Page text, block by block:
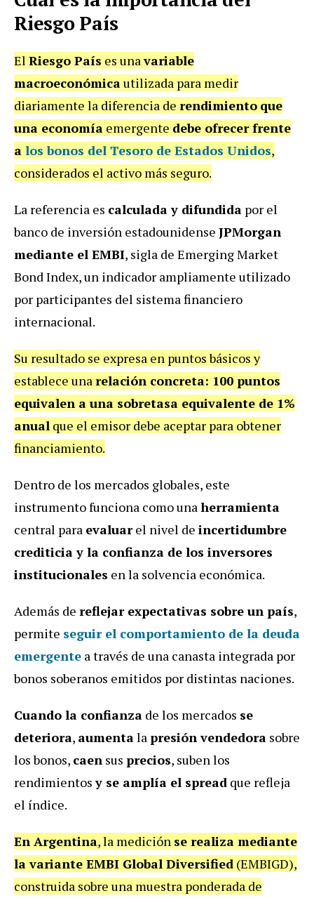
Riesgo País
El Riesgo País es unavariable
macroeconómicautilizada para medir
diariamente la diferencia de rendimiento que
una economía emergente debe ofrecer frente
a los bonos del Tesoro de Estados Unidos,
considerados el activo más seguro.
La referencia es calculada y difundida por el
banco de inversión estadounidense JPMorgan
mediante el EMBI, sigla de Emerging Market
Bond Index, un indicador ampliamente utilizado
por participantes del sistema financiero
internacional.
Su resultado se expresa en puntos básicos y
establece unarelación concreta: 100 puntos
equivalen a una sobretasa equivalente de 1%
anual que el emisor debe aceptar para obtener
financiamiento.
Dentro de los mercados globales, este
instrumento funciona como unaherramienta
central para evaluarel nivel de incertidumbre
crediticia y la confianza de los inversores
institucionales en la solvencia económica.
Además de reflejar expectativas sobre un país,
permite seguir el comportamiento de la deuda
emergente a través de una canasta integrada por
bonos soberanos emitidos por distintas naciones.
Cuando la confianza de los mercados se
deteriora, aumentalapresión vendedora sobre
los bonos, caen sus precios, suben los
rendimientosy se amplía el spread que refleja
el índice.
En Argentina, la medición se realiza mediante
la variante EMBI Global Diversified (EMBIGD),
construida sobre una muestra ponderada de